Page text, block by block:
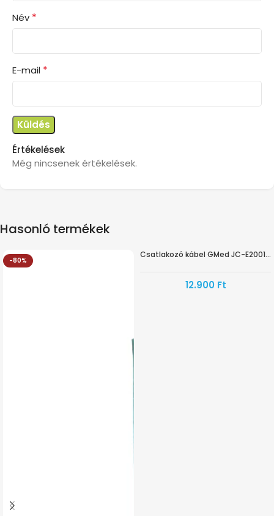
Értékelések
Még nincsenek értékelések.
Név *
E-mail *
Hasonló termékek
-80%
Csatlakozó kábel GMed JC-E2001LN Kála betegágyhoz
12.900 Ft